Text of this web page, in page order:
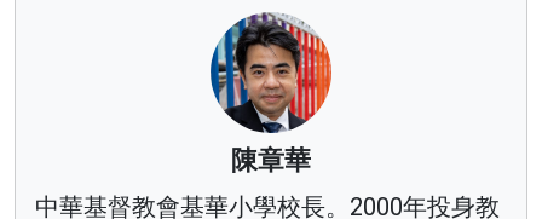
陳章華
中華基督教會基華小學校長。2000年投身教